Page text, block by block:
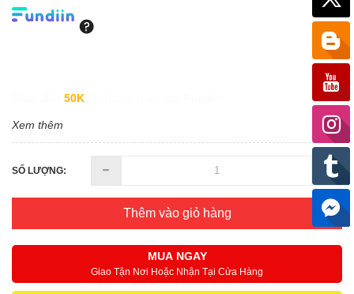
50K
Xem thêm
SỐ LƯỢNG:
Thêm vào giỏ hàng
MUA NGAY
Giao Tận Nơi Hoặc Nhận Tại Cửa Hàng